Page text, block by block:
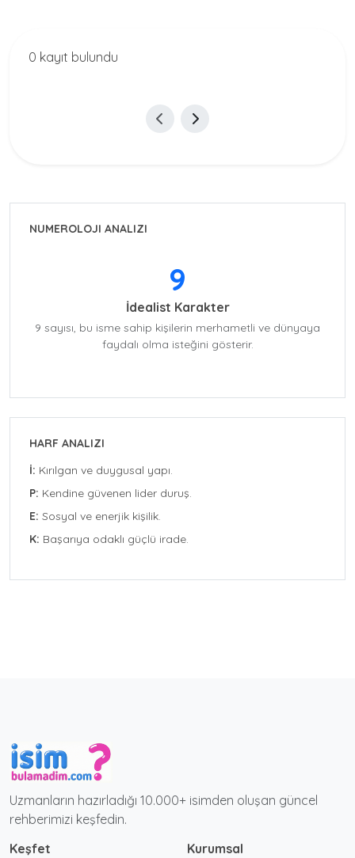
0 kayıt bulundu
NUMEROLOJI ANALIZI
9
İdealist Karakter
9 sayısı, bu isme sahip kişilerin merhametli ve dünyaya
faydalı olma isteğini gösterir.
HARF ANALIZI
İ: Kırılgan ve duygusal yapı.
P: Kendine güvenen lider duruş.
E: Sosyal ve enerjik kişilik.
K: Başarıya odaklı güçlü irade.
Uzmanların hazırladığı 10.000+ isimden oluşan güncel
rehberimizi keşfedin.
Keşfet
Kurumsal